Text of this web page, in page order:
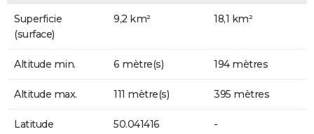
Superficie
(surface)
9,2 km² 18,1 km²
Altitude min. 6 mètre(s) 194 mètres
Altitude max. 111 mètre(s) 395 mètres
Latitude 50.041416 -